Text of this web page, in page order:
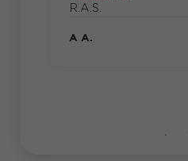
R.A.S.
A A.